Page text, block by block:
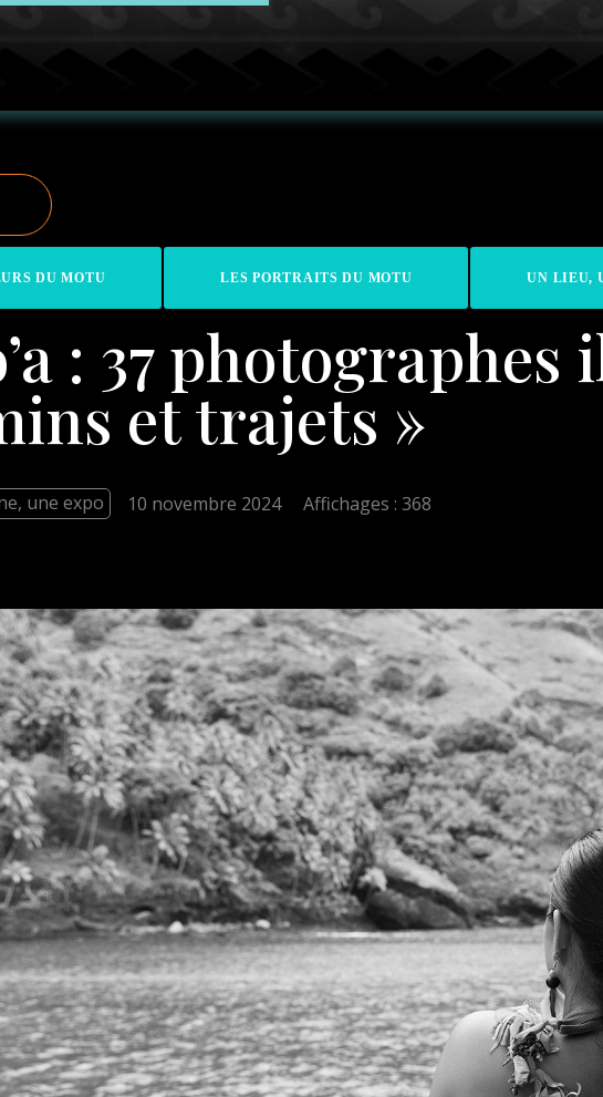
DU MOTU LES PORTRAITS DU MOTU UN LIEU,
: 37
et trajets »
une expo 10 novembre 2024 Affichages : 368